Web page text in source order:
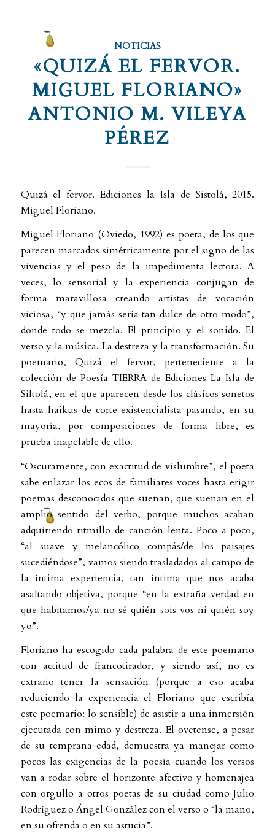
NOTICIAS
«QUIZÁ EL FERVOR.
MIGUEL FLORIANO»
ANTONIO M. VILEYA
PÉREZ
Quizá el fervor. Ediciones la Isla de Sistolá, 2015.
Miguel Floriano.
Miguel Floriano (Oviedo, 1992) es poeta, de los que
parecen marcados simétricamente por el signo de las
vivencias y el peso de la impedimenta lectora. A
veces, lo sensorial y la experiencia conjugan de
forma maravillosa creando artistas de vocación
viciosa, “y que jamás sería tan dulce de otro modo”,
donde todo se mezcla. El principio y el sonido. El
verso y la música. La destreza y la transformación. Su
poemario, Quizá el fervor, perteneciente a la
colección de Poesía TIERRA de Ediciones La Isla de
Siltolá, en el que aparecen desde los clásicos sonetos
hasta haikus de corte existencialista pasando, en su
mayoría, por composiciones de forma libre, es
prueba inapelable de ello.
“Oscuramente, con exactitud de vislumbre”, el poeta
sabe enlazar los ecos de familiares voces hasta erigir
poemas desconocidos que suenan, que suenan en el
amplio sentido del verbo, porque muchos acaban
adquiriendo ritmillo de canción lenta. Poco a poco,
“al suave y melancólico compás/de los paisajes
sucediéndose”, vamos siendo trasladados al campo de
la íntima experiencia, tan íntima que nos acaba
asaltando objetiva, porque “en la extraña verdad en
que habitamos/ya no sé quién sois vos ni quién soy
yo”.
Floriano ha escogido cada palabra de este poemario
con actitud de francotirador, y siendo así, no es
extraño tener la sensación (porque a eso acaba
reduciendo la experiencia el Floriano que escribía
este poemario: lo sensible) de asistir a una inmersión
ejecutada con mimo y destreza. El ovetense, a pesar
de su temprana edad, demuestra ya manejar como
pocos las exigencias de la poesía cuando los versos
van a rodar sobre el horizonte afectivo y homenajea
con orgullo a otros poetas de su ciudad como Julio
Rodríguez o Ángel González con el verso o “la mano,
en su ofrenda o en su astucia”.